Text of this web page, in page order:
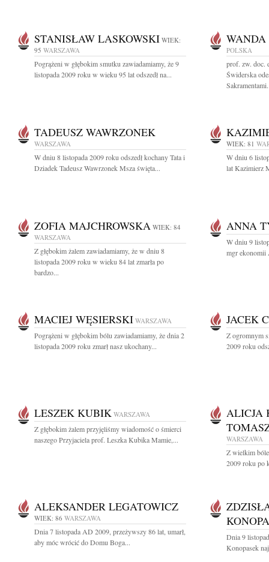
STANISŁAW LASKOWSKI WIEK:
95 WARSZAWA
Pogrążeni w głębokim smutku zawiadamiamy, że 9
listopada 2009 roku w wieku 95 lat odszedł na...
WANDA
POLSKA
prof. zw. doc.
Świderska
TADEUSZ WAWRZONEK
WARSZAWA
W dniu 8 listopada 2009 roku odszedł kochany Tata i
Dziadek Tadeusz Wawrzonek Msza święta...
WIEK: 81
W dniu 6
lat Kazimierz
ZOFIA MAJCHROWSKA WIEK: 84
WARSZAWA
Z głębokim żalem zawiadamiamy, że w dniu 8
listopada 2009 roku w wieku 84 lat zmarła po
bardzo...
ANNA
W dniu 9
mgr ekonomii
MACIEJ WĘSIERSKI WARSZAWA
Pogrążeni w głębokim bólu zawiadamiamy, że dnia 2
listopada 2009 roku zmarł nasz ukochany...
JACEK
Z ogromnym
2009 roku
LESZEK KUBIK WARSZAWA
Z głębokim żalem przyjęliśmy wiadomość o śmierci
naszego Przyjaciela prof. Leszka Kubika Mamie,...
ALICJA
WARSZAWA
Z wielkim
2009 roku po
ALEKSANDER LEGATOWICZ
WIEK: 86 WARSZAWA
Dnia 7 listopada AD 2009, przeżywszy 86 lat, umarł,
aby móc wrócić do Domu Boga...
Dnia 9
Konopasek